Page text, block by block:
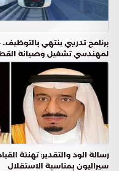
برنامج تدريبي ينتهي
لمهندسي تشغيل وصيانة
رسالة الود والتقدير: تهنئة
سيراليون بمناسبة الاستقلال